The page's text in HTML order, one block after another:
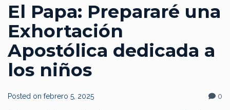
El Papa: Prepararé una
Exhortación
Apostólica dedicada a
los niños
Posted on febrero 5, 2025 0